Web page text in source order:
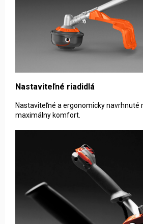
Nastaviteľné riadidlá
Nastaviteľné a ergonomicky navrhnuté
maximálny komfort.